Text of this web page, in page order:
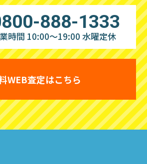
888-1333
時間 10:00～19:00 水曜定休
WEB査定はこちら